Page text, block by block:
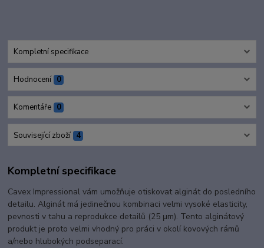
Kompletní specifikace
Hodnocení 0
Komentáře 0
Související zboží 4
Kompletní specifikace
Cavex Impressional vám umožňuje otiskovat alginát do posledního
detailu. Alginát má jedinečnou kombinaci velmi vysoké elasticity,
pevnosti v tahu a reprodukce detailů (25 μm). Tento alginátový
produkt je proto velmi vhodný pro práci v okolí kovových rámů
a/nebo hlubokých podseparací.